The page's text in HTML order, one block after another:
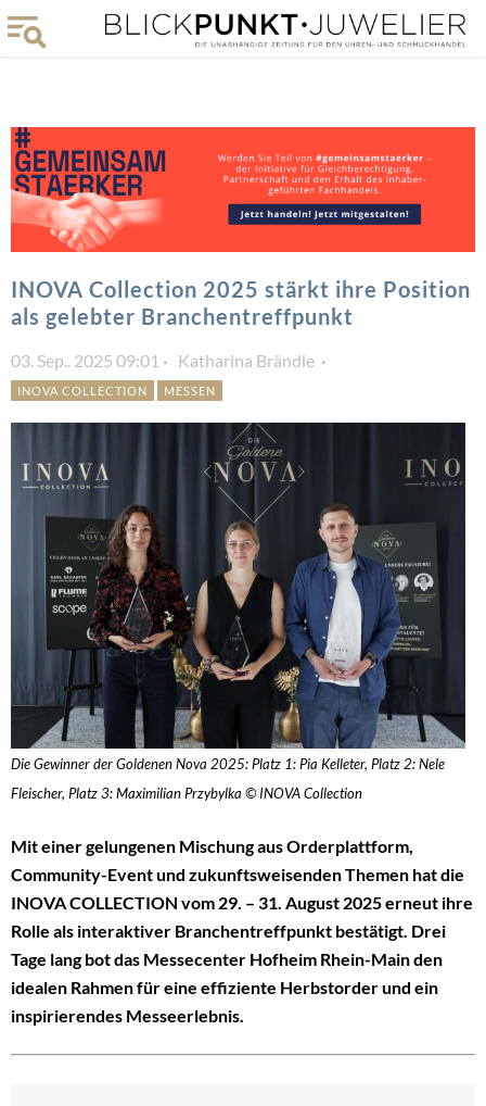
INOVA Collection 2025 stärkt ihre Position
als gelebter Branchentreffpunkt
03. Sep.. 2025 09:01 Katharina Brändle
INOVA COLLECTION MESSEN
Die Gewinner der Goldenen Nova 2025: Platz 1: Pia Kelleter, Platz 2: Nele
Fleischer, Platz 3: Maximilian Przybylka © INOVA Collection
Mit einer gelungenen Mischung aus Orderplattform,
Community-Event und zukunftsweisenden Themen hat die
INOVA COLLECTION vom 29. – 31. August 2025 erneut ihre
Rolle als interaktiver Branchentreffpunkt bestätigt. Drei
Tage lang bot das Messecenter Hofheim Rhein-Main den
idealen Rahmen für eine effiziente Herbstorder und ein
inspirierendes Messeerlebnis.